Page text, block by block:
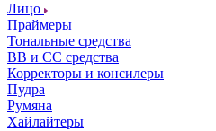
Лицо
Праймеры
Тональные средства
ВВ и СС средства
Корректоры и консилеры
Пудра
Румяна
Хайлайтеры